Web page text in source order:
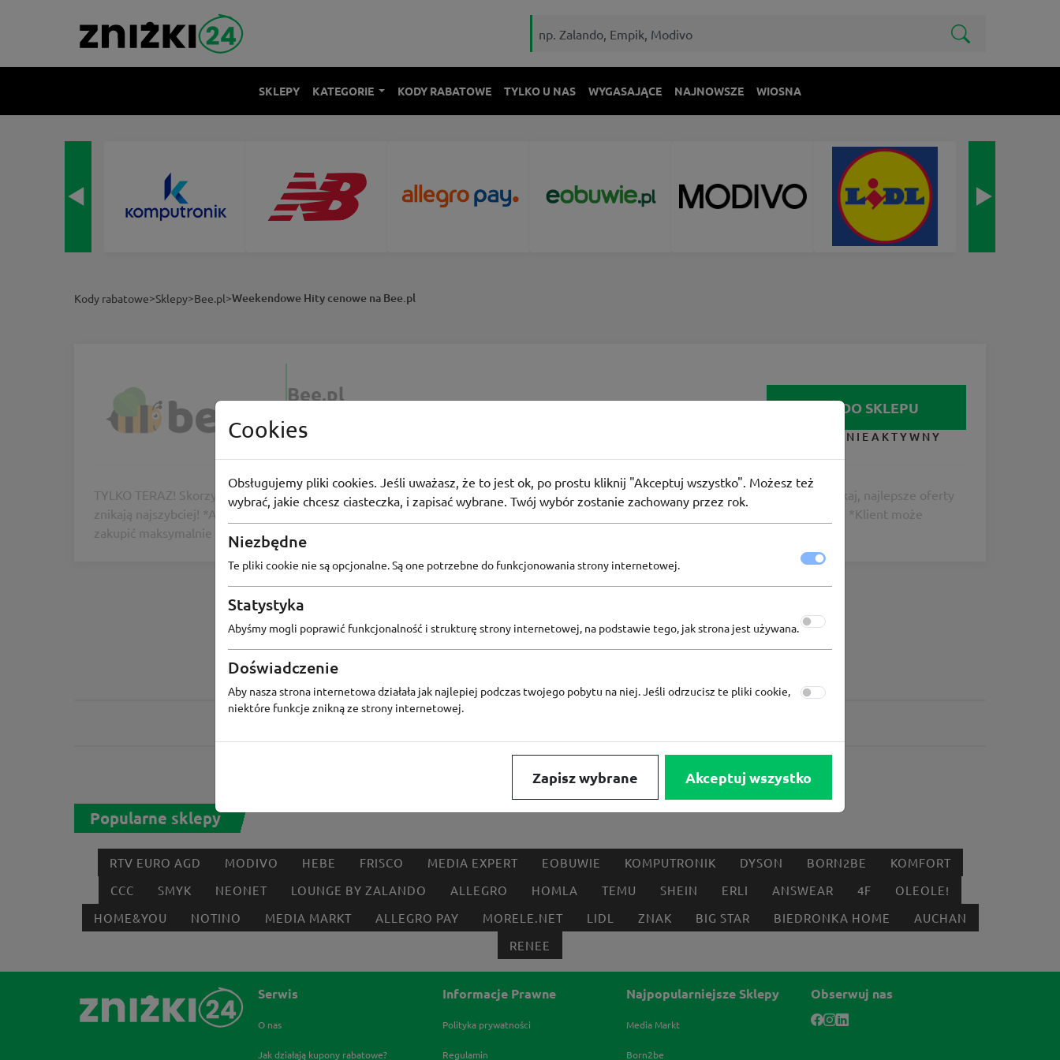
SKLEPY KATEGORIE KODY RABATOWE TYLKO U NAS WYGASAJĄCE NAJNOWSZE WIOSNA
Kody rabatowe>Sklepy>Bee.pl>Weekendowe Hity cenowe na Bee.pl
Bee.pl
IDŹ DO SKLEPU
KUPON NIEAKTYWNY
TYLKO TERAZ! Skorzystaj z wyjątkowej okazji cenowej na wybrane produkty Pula promocyjnych produktów jest ograniczona. Nie zwlekaj, najlepsze oferty
znikają najszybciej! *Akcja trwa od 18.06.2025 r. do 23.06.2025 r. lub do wyczerpania zapasów. *Tylko dla zalogowanych użytkowników. *Klient może
zakupić maksymalnie 3 sztuki każdego z produktów na zamówienie.
KODY RABATOWE BEE.PL
Popularne sklepy
RTV EURO AGD MODIVO HEBE FRISCO MEDIA EXPERT EOBUWIE KOMPUTRONIK DYSON BORN2BE
KOMFORT
CCC
SMYK NEONET LOUNGE BY ZALANDO ALLEGRO HOMLA TEMU SHEIN ERLI ANSWEAR 4F
OLEOLE!
HOME&YOU
NOTINO MEDIA MARKT ALLEGRO PAY MORELE.NET LIDL ZNAK BIG STAR BIEDRONKA HOME
AUCHAN
RENEE
Serwis
O nas
Jak działają kupony rabatowe?
Informacje Prawne
Polityka prywatności
Regulamin
Najpopularniejsze Sklepy
Media Markt
Born2be
Obserwuj nas
Cookies
Obsługujemy pliki cookies. Jeśli uważasz, że to jest ok, po prostu kliknij "Akceptuj wszystko". Możesz też
wybrać, jakie chcesz ciasteczka, i zapisać wybrane. Twój wybór zostanie zachowany przez rok.
Niezbędne
Te pliki cookie nie są opcjonalne. Są one potrzebne do funkcjonowania strony internetowej.
Statystyka
Abyśmy mogli poprawić funkcjonalność i strukturę strony internetowej, na podstawie tego, jak strona jest używana.
Doświadczenie
Aby nasza strona internetowa działała jak najlepiej podczas twojego pobytu na niej. Jeśli odrzucisz te pliki cookie,
niektóre funkcje znikną ze strony internetowej.
Zapisz wybrane Akceptuj wszystko